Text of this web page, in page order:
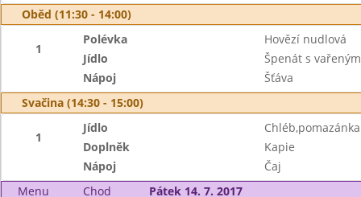
Oběd (11:30 - 14:00)
1
Polévka
Hovězí nudlová
Jídlo
Špenát s
Nápoj
Šťáva
Svačina (14:30 - 15:00)
1
Jídlo
Doplněk
Kapie
Nápoj
Čaj
Menu
Chod
Pátek 14. 7. 2017